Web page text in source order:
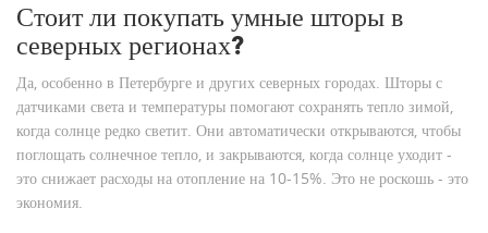
Стоит ли покупать умные шторы в
северных регионах?
Да, особенно в Петербурге и других северных городах. Шторы с
датчиками света и температуры помогают сохранять тепло зимой,
когда солнце редко светит. Они автоматически открываются, чтобы
поглощать солнечное тепло, и закрываются, когда солнце уходит -
это снижает расходы на отопление на 10-15%. Это не роскошь - это
экономия.